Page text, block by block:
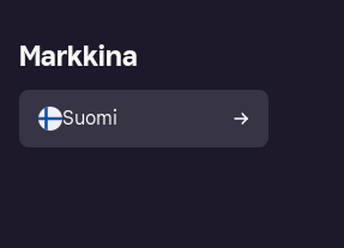
Markkina
Suomi